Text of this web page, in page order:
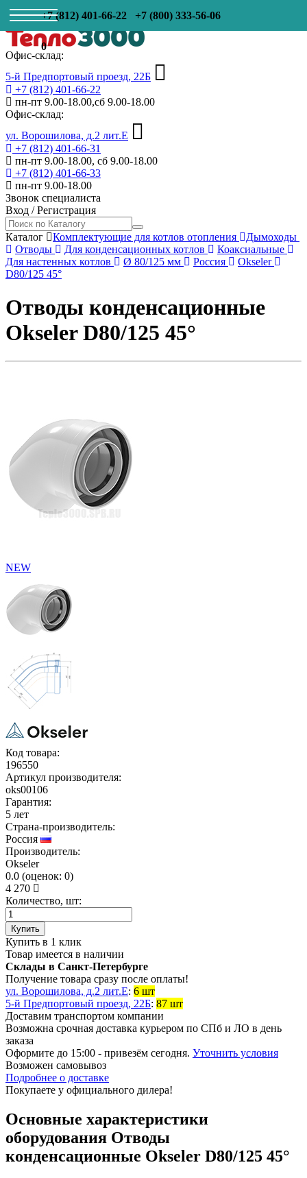
+7 (812) 401-66-22 +7 (800) 333-56-06
0
Офис-склад:
5-й Предпортовый проезд, 22Б
+7 (812) 401-66-22
пн-пт 9.00-18.00,сб 9.00-18.00
Офис-склад:
ул. Ворошилова, д.2 лит.Е
+7 (812) 401-66-31
пн-пт 9.00-18.00, сб 9.00-18.00
+7 (812) 401-66-33
пн-пт 9.00-18.00
Звонок специалиста
Вход /Регистрация
Каталог Комплектующие для котлов отопления
Дымоходы
Отводы
Для конденсационных котлов
Коаксиальные
Для настенных котлов
Ø 80/125 мм Россия
Okseler
D80/125 45°
Отводы конденсационные
Okseler D80/125 45°
NEW
Код товара:
196550
Артикул производителя:
oks00106
Гарантия:
5 лет
Страна-производитель:
Россия
Производитель:
Okseler
0.0 (оценок: 0)
4 270
Количество, шт:
Купить
Купить в 1 клик
Товар имеется в наличии
Склады в Санкт-Петербурге
Получение товара сразу после оплаты!
ул. Ворошилова, д.2 лит.Е: 6 шт
5-й Предпортовый проезд, 22Б: 87 шт
Доставим транспортом компании
Возможна срочная доставка курьером по СПб и ЛО в день
заказа
Оформите до 15:00 - привезём сегодня. Уточнить условия
Возможен самовывоз
Подробнее о доставке
Покупаете у официального дилера!
Основные характеристики
оборудования Отводы
конденсационные Okseler D80/125 45°